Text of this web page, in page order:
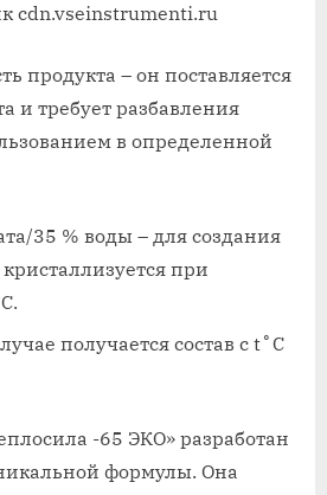
cdn.vseinstrumenti.ru
продукта – он поставляется
и требует разбавления
в определенной
35 % воды – для создания
при
получается состав с t˚C
-65 ЭКО» разработан
формулы. Она